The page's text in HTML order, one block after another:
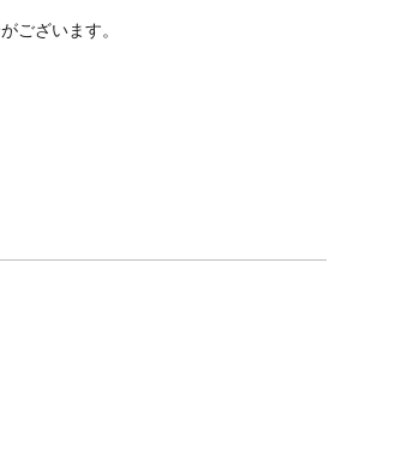
ございます。